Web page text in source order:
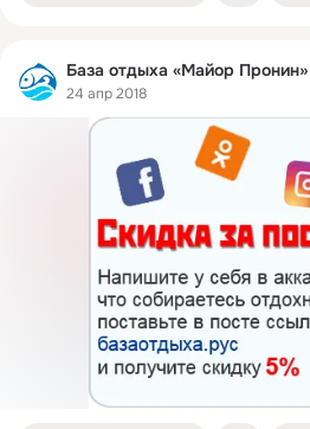
База отдыха «Майор Пронин»
24 апр 2018